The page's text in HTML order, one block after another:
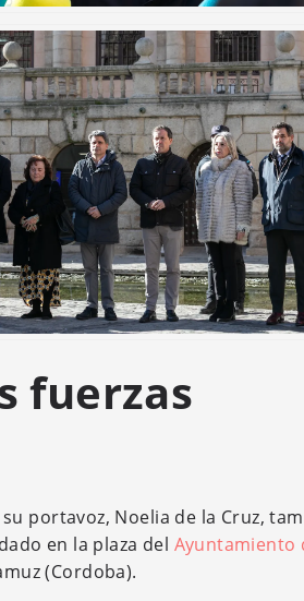
fuerzas
portavoz, Noelia de la Cruz,
en la plaza del Ayuntamiento
(Cordoba).